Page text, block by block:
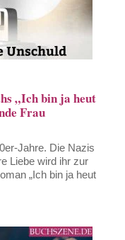
„Ich bin ja heut
Frau
Jahre. Die Nazis
Liebe wird ihr zur
„Ich bin ja heut